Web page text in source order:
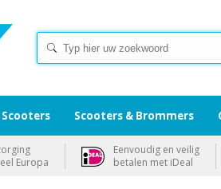
Scooters & Brommers
Europa
Eenvoudig en veilig
betalen met iDeal